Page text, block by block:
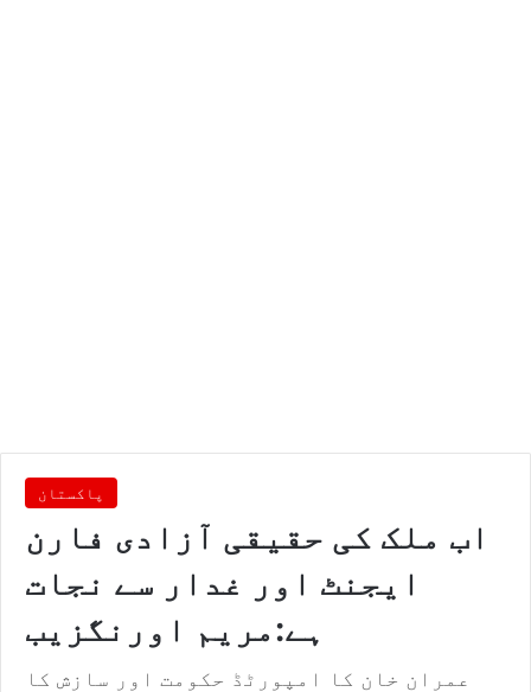
پاکستان
اب ملک کی حقیقی آزادی فارن
ایجنٹ اور غدار سے نجات
ہے:مریم اورنگزیب
عمران خان کا امپورٹڈ حکومت اور سازش کا